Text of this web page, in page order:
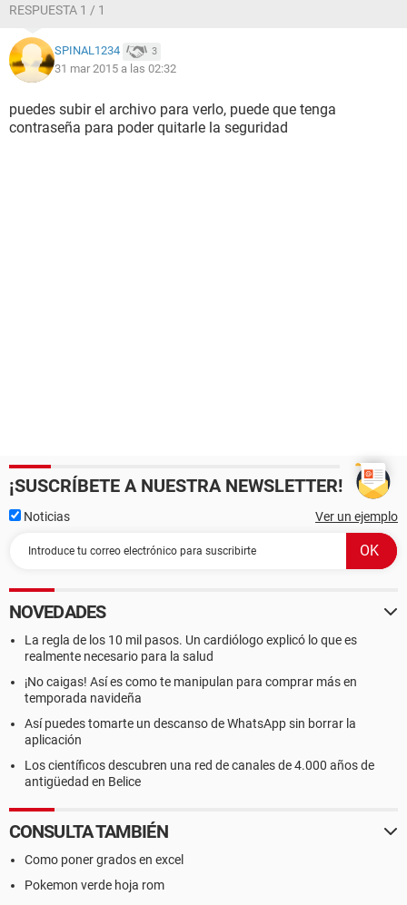
RESPUESTA 1 / 1
SPINAL1234 3
31 mar 2015 a las 02:32
puedes subir el archivo para verlo, puede que tenga
contraseña para poder quitarle la seguridad
¡SUSCRÍBETE A NUESTRA NEWSLETTER!
Noticias Ver un ejemplo
NOVEDADES
La regla de los 10 mil pasos. Un cardiólogo explicó lo que es
realmente necesario para la salud
¡No caigas! Así es como te manipulan para comprar más en
temporada navideña
Así puedes tomarte un descanso de WhatsApp sin borrar la
aplicación
Los científicos descubren una red de canales de 4.000 años de
antigüedad en Belice
CONSULTA TAMBIÉN
Como poner grados en excel
Pokemon verde hoja rom